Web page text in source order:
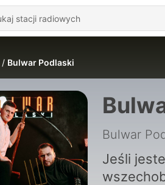
Bulwar Podlaski
Bulwar
Jeśli